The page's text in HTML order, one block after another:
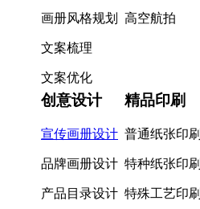
画册风格规划
文案梳理
文案优化
高空航拍
创意设计
宣传画册设计
品牌画册设计
产品目录设计
精品印刷
普通纸张印刷
特种纸张印刷
特殊工艺印刷